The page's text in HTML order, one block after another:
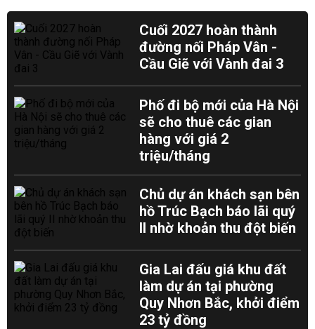
Cuối 2027 hoàn thành
đường nối Pháp Vân -
Cầu Giẽ với Vành đai 3
Phố đi bộ mới của Hà Nội
sẽ cho thuê các gian
hàng với giá 2
triệu/tháng
Chủ dự án khách sạn bên
hồ Trúc Bạch báo lãi quý
II nhờ khoản thu đột biến
Gia Lai đấu giá khu đất
làm dự án tại phường
Quy Nhơn Bắc, khởi điểm
23 tỷ đồng